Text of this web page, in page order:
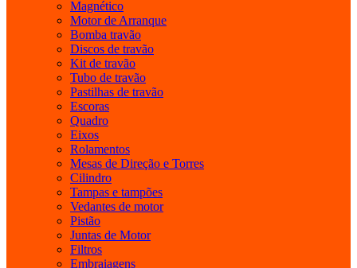
Magnético
Motor de Arranque
Bomba travão
Discos de travão
Kit de travão
Tubo de travão
Pastilhas de travão
Escoras
Quadro
Eixos
Rolamentos
Mesas de Direção e Torres
Cilindro
Tampas e tampões
Vedantes de motor
Pistão
Juntas de Motor
Filtros
Embraiagens